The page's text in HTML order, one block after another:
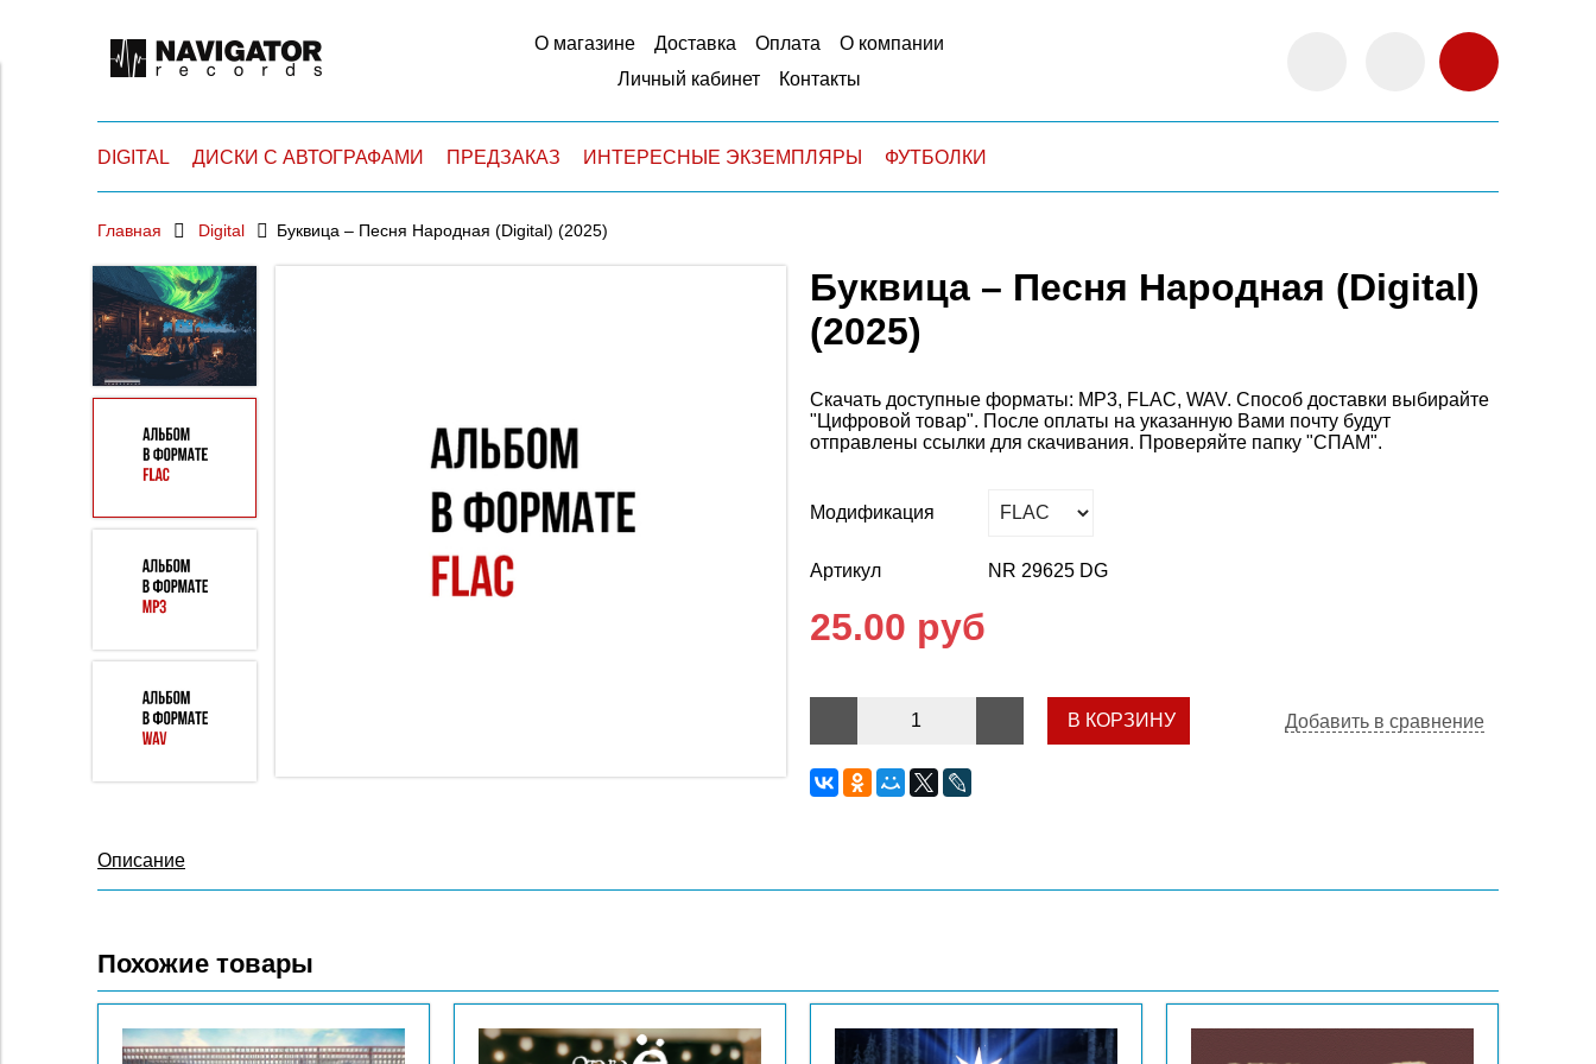
О магазине Доставка Оплата
О компании
Личный кабинет
Контакты
DIGITAL ДИСКИ С АВТОГРАФАМИ ПРЕДЗАКАЗ ИНТЕРЕСНЫЕ ЭКЗЕМПЛЯРЫ ФУТБОЛКИ
Главная Digital Буквица – Песня Народная (Digital) (2025)
Буквица – Песня Народная (Digital)
(2025)
Скачать доступные форматы: MP3, FLAC, WAV. Способ доставки выбирайте
"Цифровой товар". После оплаты на указанную Вами почту будут
отправлены ссылки для скачивания. Проверяйте папку "СПАМ".
Модификация
Артикул NR 29625 DG
25.00 руб
В КОРЗИНУ Добавить в сравнение
Описание
Похожие товары